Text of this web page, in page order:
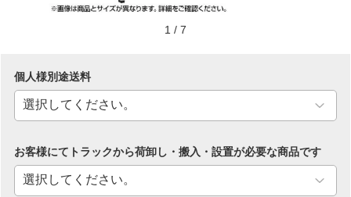
1 / 7
個人様別途送料
お客様にてトラックから荷卸し・搬入・設置が必要な商品です